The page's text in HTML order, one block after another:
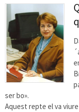
ser bo».
Aquest repte el va viure